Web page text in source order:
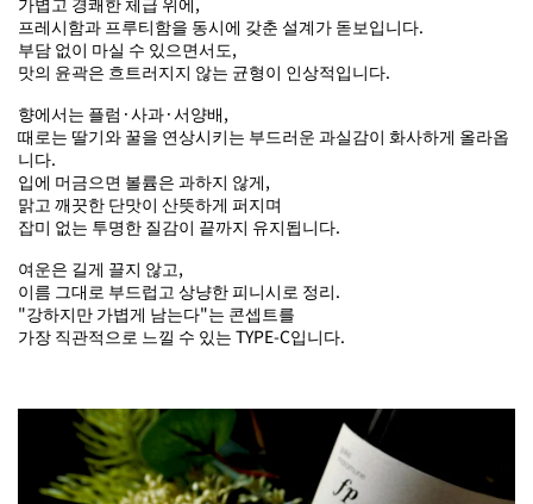
프레시함과 프루티함을 동시에 갖춘 설계가 돋보입니다.
부담 없이 마실 수 있으면서도,
맛의 윤곽은 흐트러지지 않는 균형이 인상적입니다.
향에서는 플럼·사과·서양배,
때로는 딸기와 꿀을 연상시키는 부드러운 과실감이 화사하게 올라옵
니다.
입에 머금으면 볼륨은 과하지 않게,
맑고 깨끗한 단맛이 산뜻하게 퍼지며
잡미 없는 투명한 질감이 끝까지 유지됩니다.
여운은 길게 끌지 않고,
이름 그대로 부드럽고 상냥한 피니시로 정리.
"강하지만 가볍게 남는다"는 콘셉트를
가장 직관적으로 느낄 수 있는 TYPE-C입니다.